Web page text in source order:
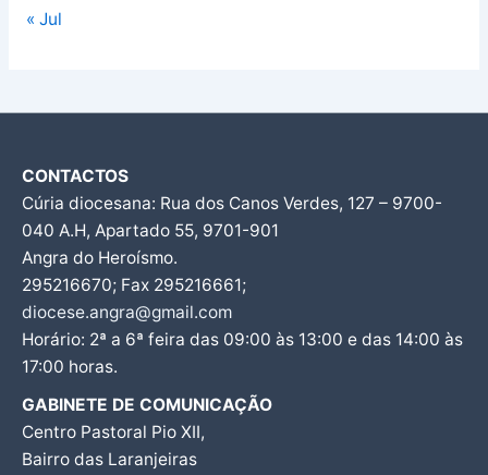
« Jul
CONTACTOS
Cúria diocesana: Rua dos Canos Verdes, 127 – 9700-
040 A.H, Apartado 55, 9701-901
Angra do Heroísmo.
295216670; Fax 295216661;
diocese.angra@gmail.com
Horário: 2ª a 6ª feira das 09:00 às 13:00 e das 14:00 às
17:00 horas.
GABINETE DE COMUNICAÇÃO
Centro Pastoral Pio XII,
Bairro das Laranjeiras